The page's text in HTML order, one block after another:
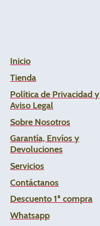
Inicio
Tienda
Política de Privacidad y
Aviso Legal
Sobre Nosotros
Garantía, Envíos y
Devoluciones
Servicios
Contáctanos
Descuento 1ª compra
Whatsapp